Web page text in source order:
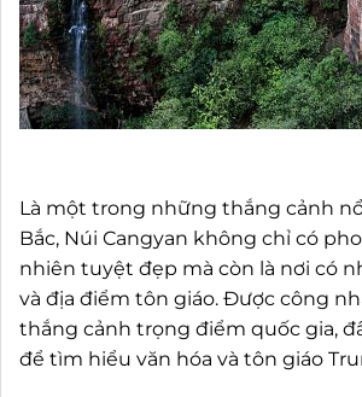
Là một trong những thắng cảnh
Bắc, Núi Cangyan không chỉ có
nhiên tuyệt đẹp mà còn là nơi có
và địa điểm tôn giáo. Được công
thắng cảnh trọng điểm quốc gia,
để tìm hiểu văn hóa và tôn giáo